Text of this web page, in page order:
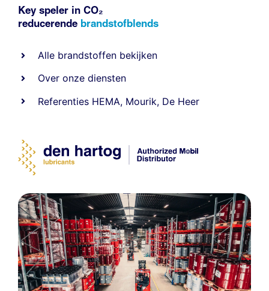
Key speler in CO₂
reducerende brandstofblends
Alle brandstoffen bekijken
Over onze diensten
Referenties HEMA, Mourik, De Heer